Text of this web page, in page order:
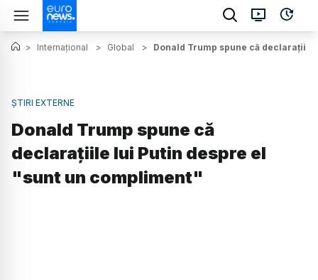
> Internațional > Global > Donald Trump spune că
ȘTIRI EXTERNE
Donald Trump spune că
declarațiile lui Putin despre el
"sunt un compliment"